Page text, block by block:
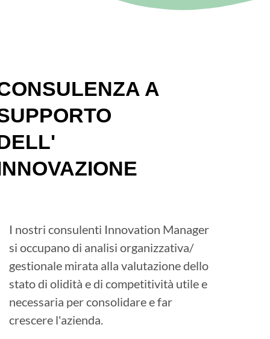
A
I nostri consulenti Innovation Manager
si occupano di analisi organizzativa/
gestionale mirata alla valutazione dello
stato di olidità e di competitività utile e
necessaria per consolidare e far
crescere l'azienda.